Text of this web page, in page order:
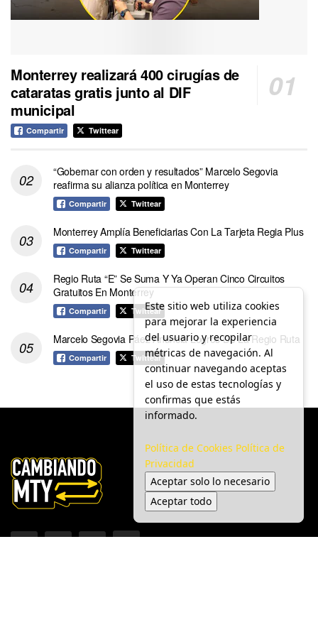
Monterrey realizará 400 cirugías de
cataratas gratis junto al DIF
municipal
Compartir Twittear
“Gobernar con orden y resultados” Marcelo Segovia
reafirma su alianza política en Monterrey
Compartir Twittear
Monterrey Amplía Beneficiarias Con La Tarjeta Regia Plus
Compartir Twittear
Regio Ruta “E” Se Suma Y Ya Operan Cinco Circuitos
Gratuitos En Monterrey
Compartir Twittear
Marcelo Segovia Páez Anuncia Logros De La Regio Ruta
Compartir Twittear
Este sitio web utiliza cookies
para mejorar la experiencia
del usuario y recopilar
métricas de navegación. Al
continuar navegando aceptas
el uso de estas tecnologías y
confirmas que estás
informado.
Política de Cookies Política de
Privacidad
Aceptar solo lo necesario
Aceptar todo